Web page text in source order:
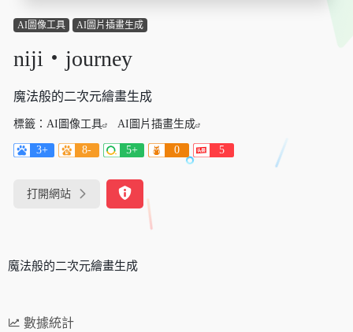
AI圖像工具 AI圖片插畫生成
niji・journey
魔法般的二次元繪畫生成
標籤： AI圖像工具 AI圖片插畫生成
3+ 8- 5+ 0 5
打開網站
魔法般的二次元繪畫生成
數據統計